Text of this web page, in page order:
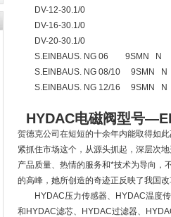
DV-12-30.1/0
DV-16-30.1/0
DV-20-30.1/0
S.EINBAUS. NG 06 9SMN N
S.EINBAUS. NG 08/10 9SMN N
S.EINBAUS. NG 12/16 9SMN N
HYDAC电磁阀型号
贺德克公司在短短的十余年内能取得如
紧抓住市场这个，从源头抓起，深层次
产品质量、热情的服务和*技术为导向，
的高峰，她所创造的奇迹正反映了我国
HYDAC压力传感器、HYDAC温度传
和HYDAC滤芯、HYDAC过滤器、